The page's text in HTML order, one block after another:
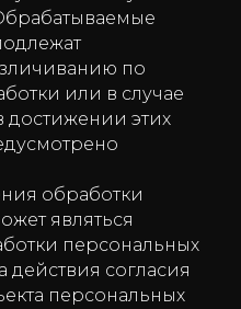
по
или в случае
достижении этих
обработки
являться
персональных
действия согласия
персональных